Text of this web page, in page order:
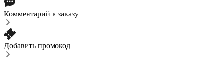
Комментарий к заказу
Добавить промокод